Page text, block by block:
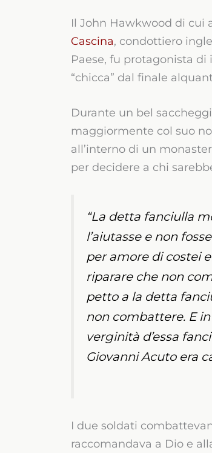
Il John Hawkwood di cui
Cascina, condottiero
Paese, fu protagonista
“chicca” dal finale
Durante un bel
maggiormente col suo
all’interno di un
per decidere a chi
“La detta fanciulla
l’aiutasse e non
per amore di costei
riparare che non
petto a la detta
non combattere. E
verginità d’essa
Giovanni Acuto era
I due soldati
raccomandava a Dio e